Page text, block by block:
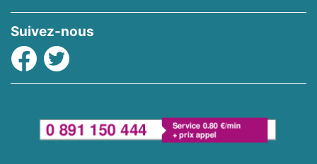
Suivez-nous
Facebook
Twitter